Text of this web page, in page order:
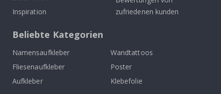
Inspiration
zufriedenen kunden
Beliebte Kategorien
Namensaufkleber
Wandtattoos
Fliesenaufkleber
Poster
Aufkleber
Klebefolie